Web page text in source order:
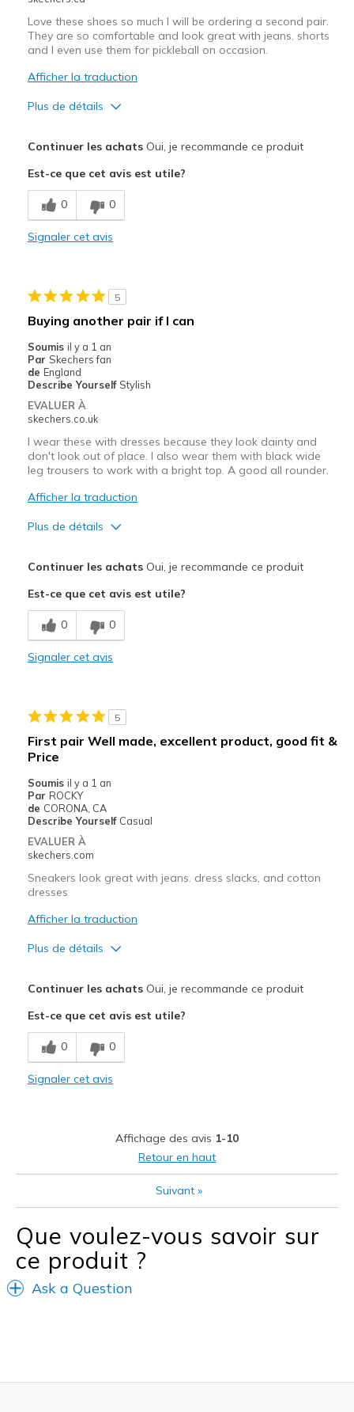
View On Shoes
Love these shoes so much I will be ordering a second pair.
They are so comfortable and look great with jeans, shorts
and I even use them for pickleball on occasion.
Afficher la traduction
Plus de détails
Comfortable
Stylish
Travel
Width
Sizing
Continuer les achatsOui, je recommande ce produit
Est-ce que cet avis est utile?
0 0
Signaler cet avis
5
Buying another pair if I can
Soumis il y a 1 an
Par Skechers fan
de England
Describe Yourself Stylish
EVALUER À
skechers.co.uk
I wear these with dresses because they look dainty and
don't look out of place. I also wear them with black wide
leg trousers to work with a bright top. A good all rounder.
Afficher la traduction
Plus de détails
Comfortable
Durable
Not leather
Les meilleures utilisations
Casual Wear
Going Out
Preppy workwear
Travel
Sizing
Feels true to size
View On Shoes
Continuer les achatsOui, je recommande ce produit
Est-ce que cet avis est utile?
0 0
Signaler cet avis
5
First pair Well made, excellent product, good fit &
Price
Soumis il y a 1 an
Par ROCKY
de CORONA, CA
Describe Yourself Casual
EVALUER À
skechers.com
Sneakers look great with jeans. dress slacks, and cotton
dresses
Afficher la traduction
Plus de détails
Breathe Well
Comfortable
Les meilleures utilisations
Casual Wear
Going Out
Travel
Continuer les achatsOui, je recommande ce produit
Est-ce que cet avis est utile?
0 0
Signaler cet avis
Affichage des avis 1-10
Retour en haut
Suivant »
Que voulez-vous savoir sur
ce produit ?
Ask a Question